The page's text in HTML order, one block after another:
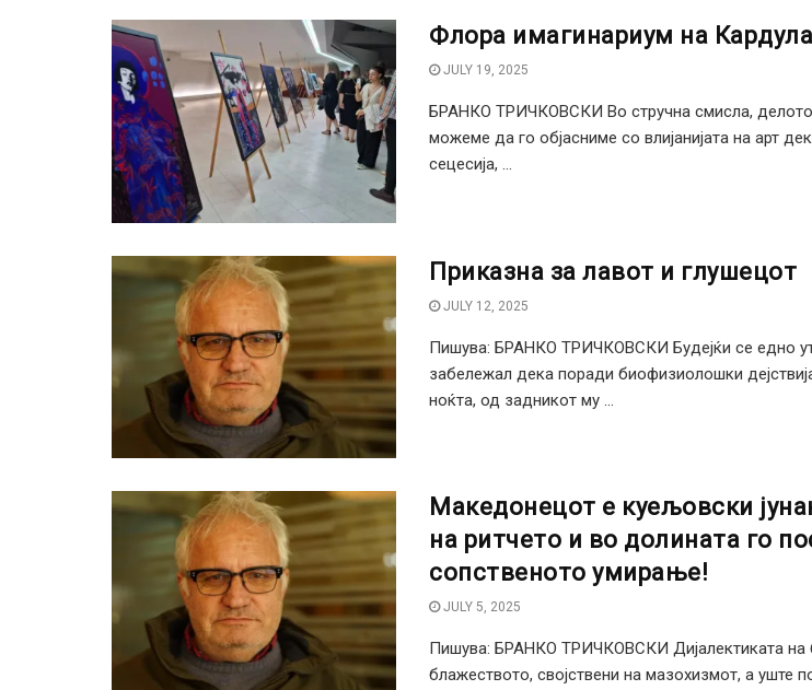
Флора имагинариум на Кардула
JULY 19, 2025
БРАНКО ТРИЧКОВСКИ Во стручна смисла,
можеме да го објасниме со влијанијата на арт
сецесија, ...
Приказна за лавот и глушецот
JULY 12, 2025
Пишува: БРАНКО ТРИЧКОВСКИ Будејќи се едно
забележал дека поради биофизиолошки
ноќта, од задникот му ...
Македонецот е куељовски
на ритчето и во долината го
сопственото умирање!
JULY 5, 2025
Пишува: БРАНКО ТРИЧКОВСКИ Дијалектиката на
блажеството, својствени на мазохизмот, а уште